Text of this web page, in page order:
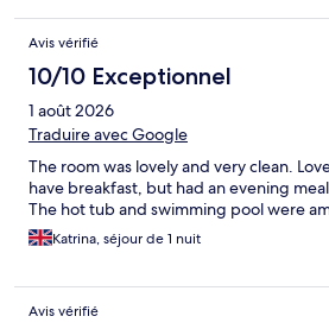
Avis vérifié
10/10 Exceptionnel
1 août 2026
Traduire avec Google
The room was lovely and very clean.
have breakfast, but had an evening
The hot tub and swimming pool were
Katrina, séjour de 1 nuit
Avis vérifié